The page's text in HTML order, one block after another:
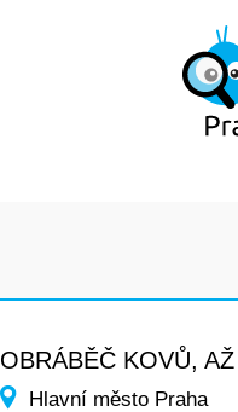
OBRÁBĚČ KOVŮ,
Hlavní město Praha